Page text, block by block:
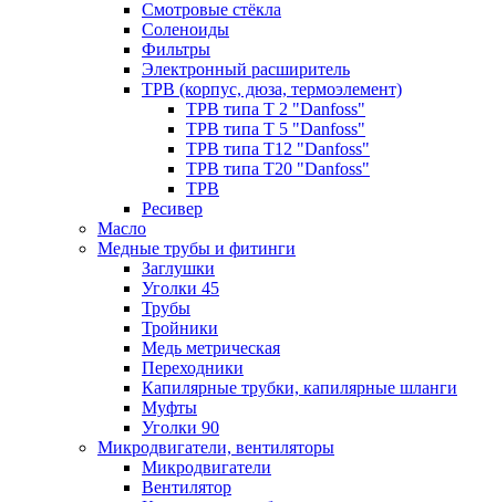
Смотровые стёкла
Соленоиды
Фильтры
Электронный расширитель
ТРВ (корпус, дюза, термоэлемент)
ТРВ типа Т 2 "Danfoss"
ТРВ типа Т 5 "Danfoss"
ТРВ типа Т12 "Danfoss"
ТРВ типа Т20 "Danfoss"
ТРВ
Ресивер
Масло
Медные трубы и фитинги
Заглушки
Уголки 45
Трубы
Тройники
Медь метрическая
Переходники
Капилярные трубки, капилярные шланги
Муфты
Уголки 90
Микродвигатели, вентиляторы
Микродвигатели
Вентилятор